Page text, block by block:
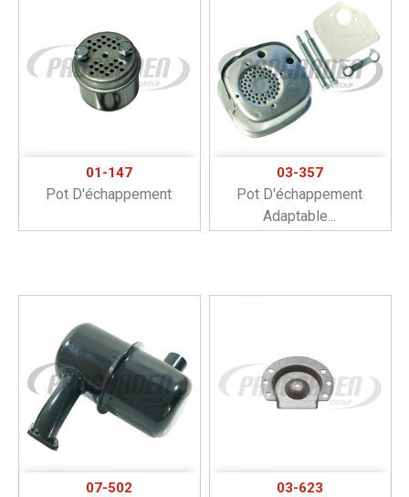
01-147
Pot D'échappement
03-357
Pot D'échappement
Adaptable...
07-502 03-623